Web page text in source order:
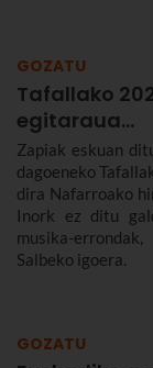
GOZATU
Tafallako
egitaraua...
Zapiak eskuan
dagoeneko
dira Nafarroako
Inork ez ditu
musika-
Salbeko igoera.
GOZATU